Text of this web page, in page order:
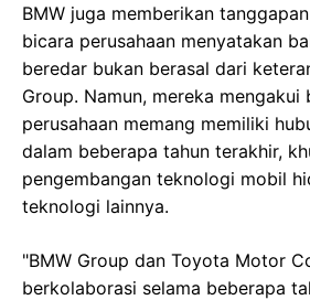
BMW juga memberikan
bicara perusahaan menyatakan
beredar bukan berasal dari
Group. Namun, mereka mengakui
perusahaan memang memiliki
dalam beberapa tahun terakhir,
pengembangan teknologi mobil
teknologi lainnya.
"BMW Group dan Toyota Motor
berkolaborasi selama beberapa